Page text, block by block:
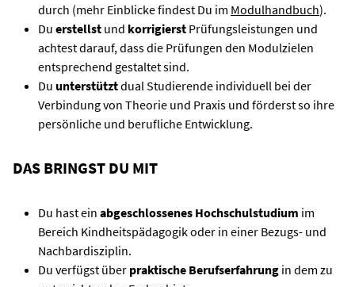
durch (mehr Einblicke findest Du im Modulhandbuch).
Du erstellst und korrigierst Prüfungsleistungen und
achtest darauf, dass die Prüfungen den Modulzielen
entsprechend gestaltet sind.
Du unterstütztdual Studierende individuell bei der
Verbindung von Theorie und Praxis und förderst so ihre
persönliche und berufliche Entwicklung.
DAS BRINGST DU MIT
Du hast ein abgeschlossenes Hochschulstudium im
Bereich Kindheitspädagogik oder in einer Bezugs- und
Nachbardisziplin.
Du verfügst über praktische Berufserfahrung in dem zu